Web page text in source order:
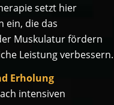
setzt hier
ein, die das
Muskulatur fördern
Leistung verbessern.
Erholung
intensiven